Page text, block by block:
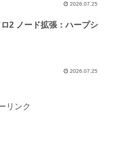
2026.07.25
ロ2 ノード拡張：ハープシ
2026.07.25
リンク